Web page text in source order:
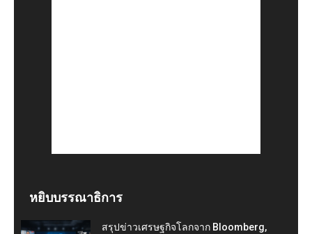
หยิบบรรณาธิการ
สรุปข่าวเศรษฐกิจโลกจาก Bloomberg,